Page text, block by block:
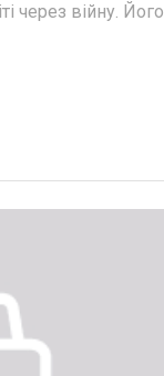
через війну. Його